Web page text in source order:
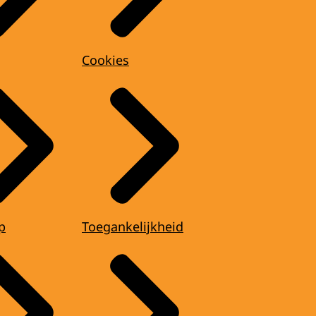
Cookies
Toegankelijkheid